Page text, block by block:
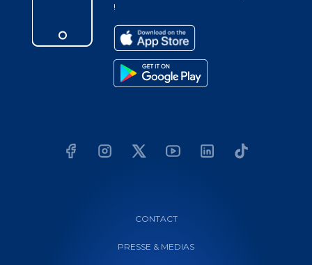
!
CONTACT
PRESSE & MEDIAS